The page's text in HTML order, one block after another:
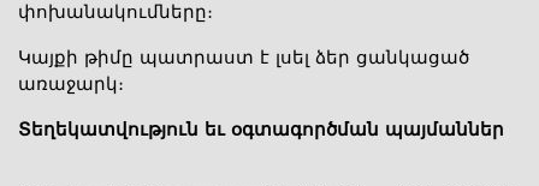
փոխանակումները։
Կայքի թիմը պատրաստ է լսել ձեր ցանկացած
առաջարկ։
Տեղեկատվություն եւ օգտագործման պայմաններ